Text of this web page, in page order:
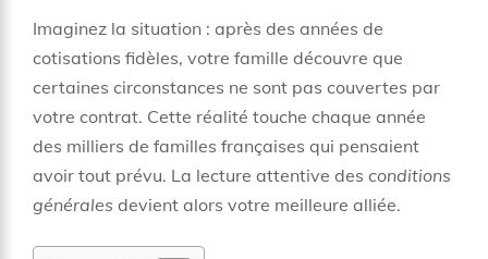
Imaginez la situation : après des années de
cotisations fidèles, votre famille découvre que
certaines circonstances ne sont pas couvertes par
votre contrat. Cette réalité touche chaque année
des milliers de familles françaises qui pensaient
avoir tout prévu. La lecture attentive des conditions
générales devient alors votre meilleure alliée.